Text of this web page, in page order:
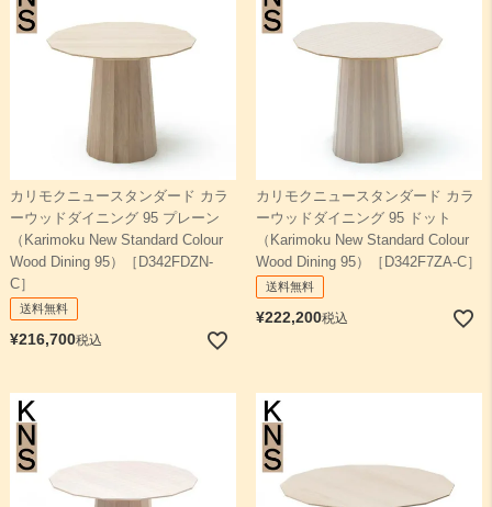
カリモクニュースタンダード カラ
ーウッドダイニング 95 プレーン
（Karimoku New Standard Colour
Wood Dining 95）［D342FDZN-
C］
送料無料
¥216,700税込
カリモクニュースタンダード カラ
ーウッドダイニング 95 ドット
（Karimoku New Standard Colour
Wood Dining 95）［D342F7ZA-C］
送料無料
¥222,200税込